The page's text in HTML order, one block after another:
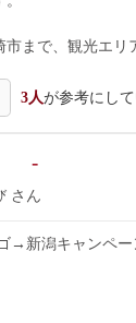
市まで、観光エリ
3人が参考にし
-
さん
→新潟キャンペー